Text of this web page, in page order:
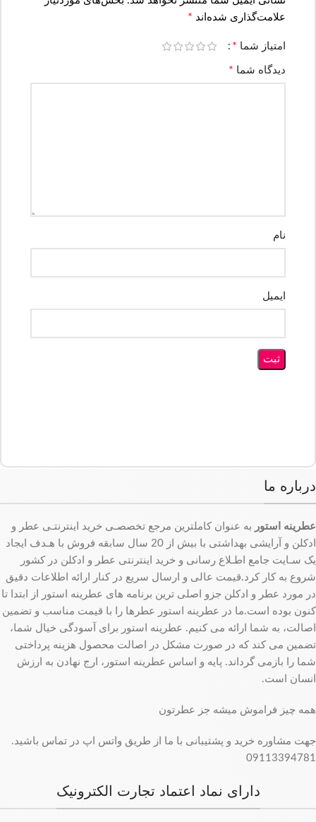
علامت‌گذاری شده‌اند *
امتیاز شما *
دیدگاه شما *
نام
ایمیل
درباره ما
عطرینه استور به عنوان کاملترین مرجع تخصصـی خرید اینترنتـی عطر و
ادکلن و آرایشی بهداشتی با بیش از 20 سال سابقه فروش با هـدف ایجاد
یک سـایت جامع اطـلاع رسانی و خرید اینترنتی عطر و ادکلن در کشور
شروع به کار کرد.قیمت عالی و ارسال سریع در کنار ارائه اطلاعات دقیق
در مورد عطر و ادکلن جزو اصلی ترین برنامه های عطرینه استور از ابتدا تا
کنون بوده است.ما در عطرینه استور عطرها را با قیمت مناسب و تضمین
اصالت، به شما ارائه می کنیم. عطرینه استور برای آسودگی خیال شما،
تضمین می کند که در صورت مشکل در اصالت محصول هزینه پرداختی
شما را بازمی گرداند. پایه و اساس عطرینه استور، ارج نهادن به ارزش
انسان است.
همه چیز فراموش میشه جز عطرتون
جهت مشاوره خرید و پشتیبانی با ما از طریق واتس اپ در تماس باشید.
09113394781
دارای نماد اعتماد تجارت الکترونیک